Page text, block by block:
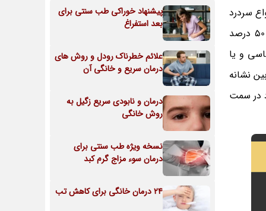
سردرد
که باعث درد در سمت چپ می شود دردی را توضیح می دهد و به فرد کمک می کند تا درمان درست را انجام دهد، تقریباً 50 درصد
و یا
نشانه
در سمت
پیشنهاد خوراکی طب سنتی برای
بعد استفراغ
علائم خطرناک رودل و روش های
درمان سریع و خانگی آن
درمان و نابودی سریع زگیل به
روش خانگی
نسخه ویژه طب سنتی برای
درمان سوء مزاج گرم کبد
24 درمان خانگی برای کاهش تب